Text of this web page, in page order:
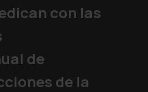
con las
de
de la